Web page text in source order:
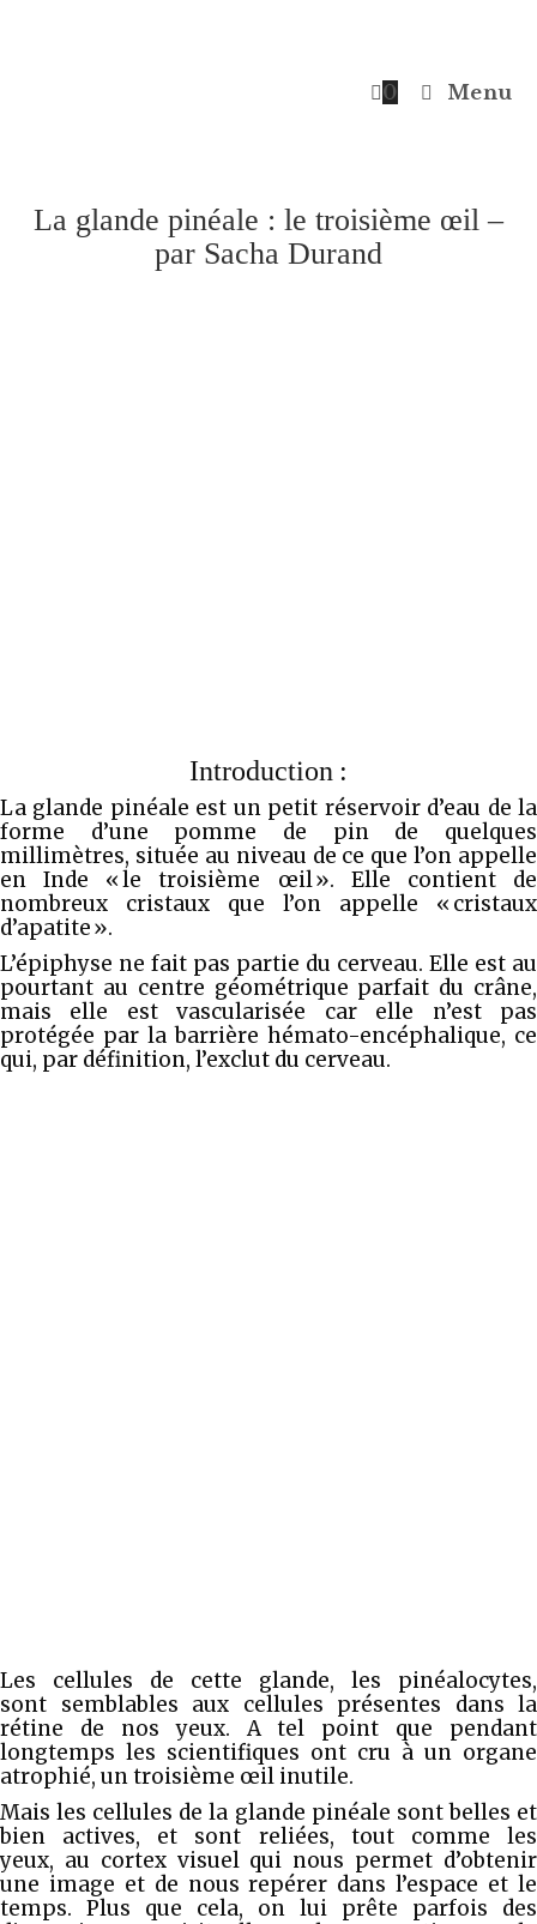
0 Menu
La glande pinéale : le troisième œil –
par Sacha Durand
Introduction :
La glande pinéale est un petit réservoir d’eau de la
forme d’une pomme de pin de quelques
millimètres, située au niveau de ce que l’on appelle
en Inde « le troisième œil ». Elle contient de
nombreux cristaux que l’on appelle « cristaux
d’apatite ».
L’épiphyse ne fait pas partie du cerveau. Elle est au
pourtant au centre géométrique parfait du crâne,
mais elle est vascularisée car elle n’est pas
protégée par la barrière hémato-encéphalique, ce
qui, par définition, l’exclut du cerveau.
Les cellules de cette glande, les pinéalocytes,
sont semblables aux cellules présentes dans la
rétine de nos yeux. A tel point que pendant
longtemps les scientifiques ont cru à un organe
atrophié, un troisième œil inutile.
Mais les cellules de la glande pinéale sont belles et
bien actives, et sont reliées, tout comme les
yeux, au cortex visuel qui nous permet d’obtenir
une image et de nous repérer dans l’espace et le
temps. Plus que cela, on lui prête parfois des